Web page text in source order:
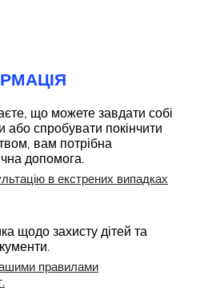
що можете завдати собі
або спробувати покінчити
вам потрібна
допомога.
в екстрених випадках
щодо захисту дітей та
правилами